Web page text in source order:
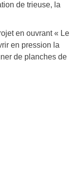
de trieuse, la
en ouvrant « Le
en pression la
de planches de